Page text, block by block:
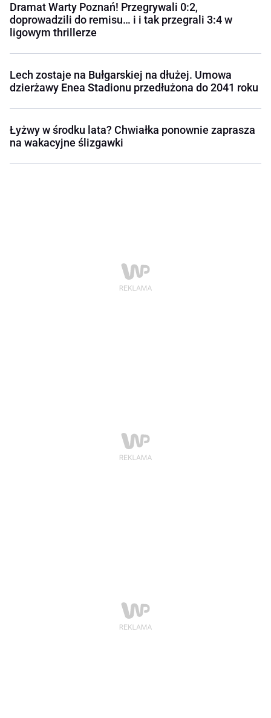
Dramat Warty Poznań! Przegrywali 0:2,
doprowadzili do remisu… i i tak przegrali 3:4 w
ligowym thrillerze
Lech zostaje na Bułgarskiej na dłużej. Umowa
dzierżawy Enea Stadionu przedłużona do 2041 roku
Łyżwy w środku lata? Chwiałka ponownie zaprasza
na wakacyjne ślizgawki